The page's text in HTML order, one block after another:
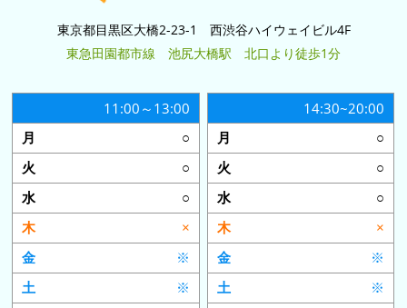
東京都目黒区大橋2-23-1 西渋谷ハイウェイビル4F
東急田園都市線 池尻大橋駅 北口より徒歩1分
11:00～13:00
○
○
○
×
※
※
14:30~20:00
○
○
○
×
※
※